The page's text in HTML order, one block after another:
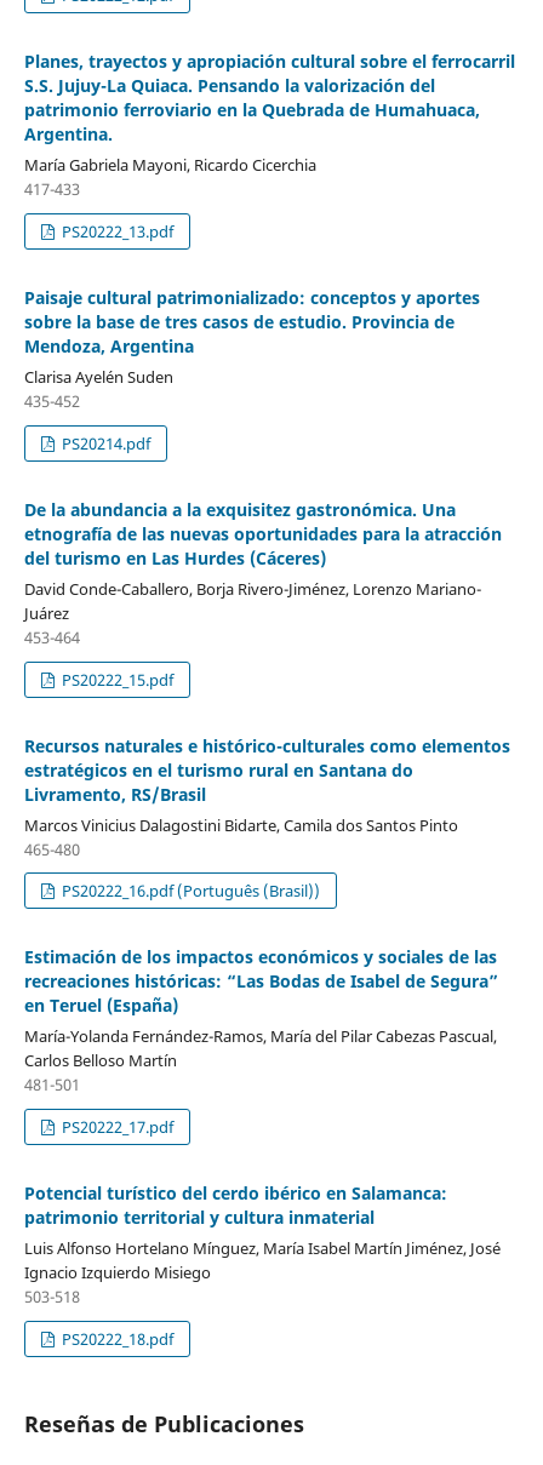
Planes, trayectos y apropiación cultural sobre el ferrocarril
S.S. Jujuy-La Quiaca. Pensando la valorización del
patrimonio ferroviario en la Quebrada de Humahuaca,
Argentina.
María Gabriela Mayoni, Ricardo Cicerchia
417-433
PS20222_13.pdf
Paisaje cultural patrimonializado: conceptos y aportes
sobre la base de tres casos de estudio. Provincia de
Mendoza, Argentina
Clarisa Ayelén Suden
435-452
PS20214.pdf
De la abundancia a la exquisitez gastronómica. Una
etnografía de las nuevas oportunidades para la atracción
del turismo en Las Hurdes (Cáceres)
David Conde-Caballero, Borja Rivero-Jiménez, Lorenzo Mariano-
Juárez
453-464
PS20222_15.pdf
Recursos naturales e histórico-culturales como elementos
estratégicos en el turismo rural en Santana do
Livramento, RS/Brasil
Marcos Vinicius Dalagostini Bidarte, Camila dos Santos Pinto
465-480
PS20222_16.pdf (Português (Brasil))
Estimación de los impactos económicos y sociales de las
recreaciones históricas: “Las Bodas de Isabel de Segura”
en Teruel (España)
María-Yolanda Fernández-Ramos, María del Pilar Cabezas Pascual,
Carlos Belloso Martín
481-501
PS20222_17.pdf
Potencial turístico del cerdo ibérico en Salamanca:
patrimonio territorial y cultura inmaterial
Luis Alfonso Hortelano Mínguez, María Isabel Martín Jiménez, José
Ignacio Izquierdo Misiego
503-518
PS20222_18.pdf
Reseñas de Publicaciones